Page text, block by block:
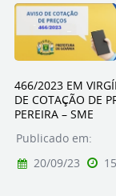
466/2023 EM
DE COTAÇÃO DE
PEREIRA – SME
Publicado em:
20/09/23